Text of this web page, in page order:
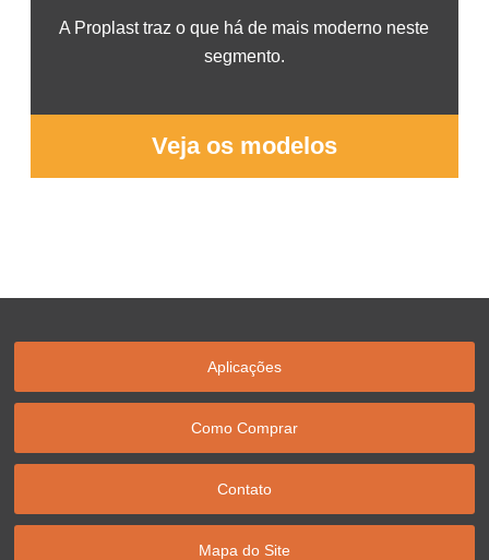
A Proplast traz o que há de mais moderno neste
segmento.
Veja os modelos
Aplicações
Como Comprar
Contato
Mapa do Site